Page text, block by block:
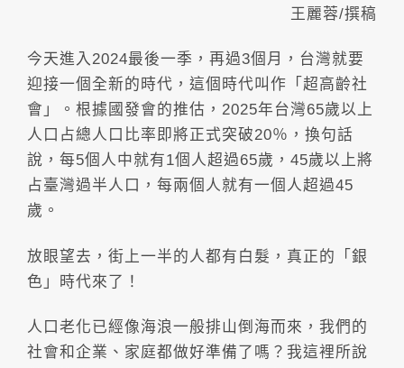
王麗蓉/撰稿
今天進入2024最後一季，再過3個月，台灣就要
迎接一個全新的時代，這個時代叫作「超高齡社
會」。根據國發會的推估，2025年台灣65歲以上
人口占總人口比率即將正式突破20％，換句話
說，每5個人中就有1個人超過65歲，45歲以上將
占臺灣過半人口，每兩個人就有一個人超過45
歲。
放眼望去，街上一半的人都有白髮，真正的「銀
色」時代來了！
人口老化已經像海浪一般排山倒海而來，我們的
社會和企業、家庭都做好準備了嗎？我這裡所說